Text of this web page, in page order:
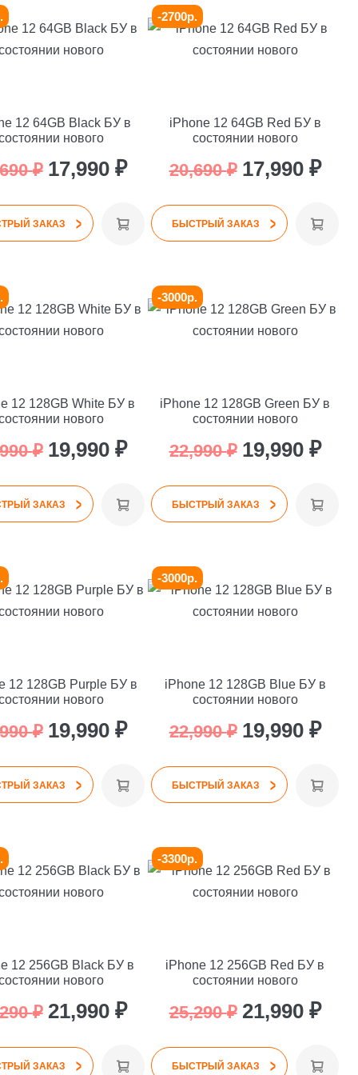
12 64GB Black БУ в
нового
₽ Первоначальная
составляла
17,990 ₽Текущая
17,990 ₽.
ЗАКАЗ >
-2700р.
iPhone 12 64GB Red БУ в
состоянии нового
20,690₽
составляла
17,990 ₽
БЫСТРЫЙ ЗАКАЗ >
12 128GB White БУ в
нового
₽ Первоначальная
составляла
19,990 ₽Текущая
19,990 ₽.
ЗАКАЗ >
-3000р.
iPhone 12 128GB Green БУ в
состоянии нового
22,990₽
составляла
19,990 ₽
БЫСТРЫЙ ЗАКАЗ >
12 128GB Purple БУ в
нового
₽ Первоначальная
составляла
19,990 ₽Текущая
19,990 ₽.
ЗАКАЗ >
-3000р.
iPhone 12 128GB Blue БУ в
состоянии нового
22,990₽
составляла
19,990 ₽
БЫСТРЫЙ ЗАКАЗ >
12 256GB Black БУ в
нового
₽ Первоначальная
составляла
21,990 ₽Текущая
21,990 ₽.
ЗАКАЗ >
-3300р.
iPhone 12 256GB Red БУ в
состоянии нового
25,290₽
составляла
21,990 ₽
БЫСТРЫЙ ЗАКАЗ >